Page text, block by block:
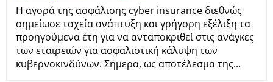
Η αγορά της ασφάλισης cyber insurance διεθνώς
σημείωσε ταχεία ανάπτυξη και γρήγορη εξέλιξη τα
προηγούμενα έτη για να ανταποκριθεί στις ανάγκες
των εταιρειών για ασφαλιστική κάλυψη των
κυβερνοκινδύνων. Σήμερα, ως αποτέλεσμα της...